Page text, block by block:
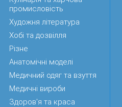
промисловість
Художня література
Хобі та дозвілля
Різне
Анатомічні моделі
Медичний одяг та взуття
Медичні вироби
Здоров'я та краса